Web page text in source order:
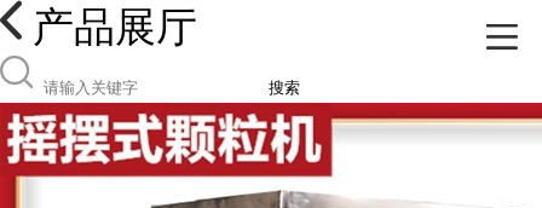
产品展厅
搜索